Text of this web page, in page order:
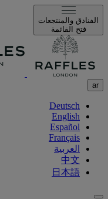
الفنادق والمنتجعات
فتح القائمة
ar
Deutsch
English
Español
Français
العربية
中文
日本語